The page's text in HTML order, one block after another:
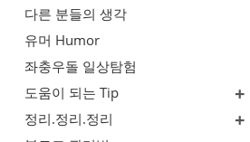
다른 분들의 생각
유머 Humor
좌충우돌 일상탐험
도움이 되는 Tip
정리.정리.정리